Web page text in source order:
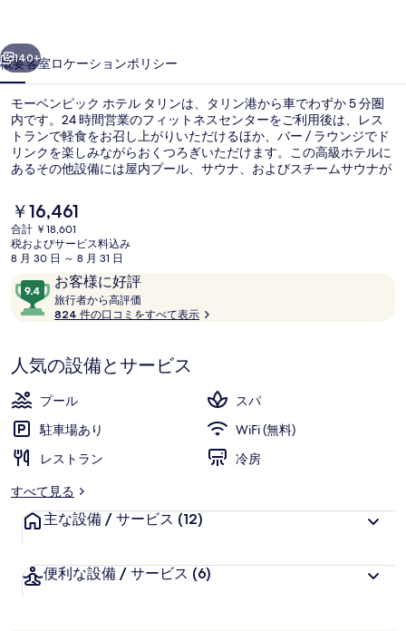
ホ
テ
ル
タ
リ
ン
の
写
真
ギ
ラ
リ
ー
次へ
140+
概要客室ロケーションポリシー
モーベンピック ホテル タリンは、タリン港から車でわずか 5 分圏
内です。24 時間営業のフィットネスセンターをご利用後は、レス
トランで軽食をお召し上がりいただけるほか、バー / ラウンジでド
リンクを楽しみながらおくつろぎいただけます。この高級ホテルに
あるその他設備には屋内プール、サウナ、およびスチームサウナが
現
在
の
料
は
￥16,461
￥16,461
合計 ￥18,601
税およびサービス料込み
8 月 30 日 ～ 8 月 31 日
口
コ
ミ
お客様に好評
10
段
階
9.4、
お
客
様
に
好
件
の
ミ
旅行者から高評価
行
ら
824 件の口コミをすべて表示
人気の設備とサービス
プール
スパ
駐車場あり
WiFi (無料)
レストラン
冷房
すべて見る
主な設備 / サービス (12)
便利な設備 / サービス (6)